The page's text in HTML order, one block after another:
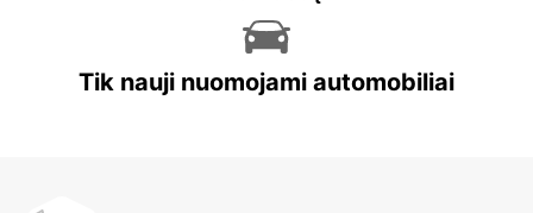
Tik nauji nuomojami automobiliai